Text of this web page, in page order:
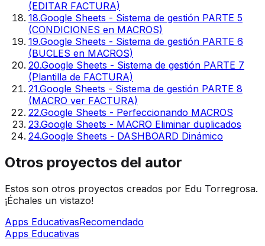
(EDITAR FACTURA)
18.Google Sheets - Sistema de gestión PARTE 5
(CONDICIONES en MACROS)
19.Google Sheets - Sistema de gestión PARTE 6
(BUCLES en MACROS)
20.Google Sheets - Sistema de gestión PARTE 7
(Plantilla de FACTURA)
21.Google Sheets - Sistema de gestión PARTE 8
(MACRO ver FACTURA)
22.Google Sheets - Perfeccionando MACROS
23.Google Sheets - MACRO Eliminar duplicados
24.Google Sheets - DASHBOARD Dinámico
Otros proyectos del autor
Estos son otros proyectos creados por Edu Torregrosa.
¡Échales un vistazo!
Apps EducativasRecomendado
Apps Educativas